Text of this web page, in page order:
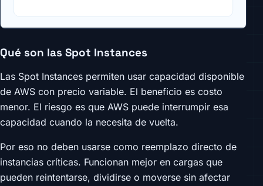
Qué son las Spot Instances
Las Spot Instances permiten usar capacidad disponible
de AWS con precio variable. El beneficio es costo
menor. El riesgo es que AWS puede interrumpir esa
capacidad cuando la necesita de vuelta.
Por eso no deben usarse como reemplazo directo de
instancias críticas. Funcionan mejor en cargas que
pueden reintentarse, dividirse o moverse sin afectar